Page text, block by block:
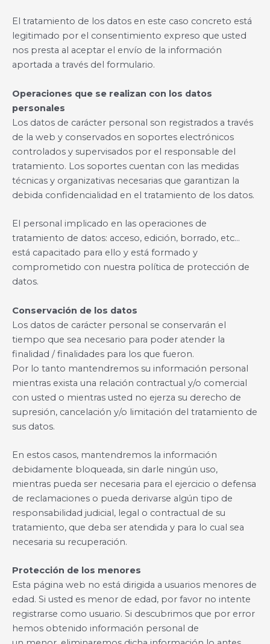
El tratamiento de los datos en este caso concreto está
legitimado por el consentimiento expreso que usted
nos presta al aceptar el envío de la información
aportada a través del formulario.
Operaciones que se realizan con los datos
personales
Los datos de carácter personal son registrados a través
de la web y conservados en soportes electrónicos
controlados y supervisados por el responsable del
tratamiento. Los soportes cuentan con las medidas
técnicas y organizativas necesarias que garantizan la
debida confidencialidad en el tratamiento de los datos.
El personal implicado en las operaciones de
tratamiento de datos: acceso, edición, borrado, etc…
está capacitado para ello y está formado y
comprometido con nuestra política de protección de
datos.
Conservación de los datos
Los datos de carácter personal se conservarán el
tiempo que sea necesario para poder atender la
finalidad / finalidades para los que fueron.
Por lo tanto mantendremos su información personal
mientras exista una relación contractual y/o comercial
con usted o mientras usted no ejerza su derecho de
supresión, cancelación y/o limitación del tratamiento de
sus datos.
En estos casos, mantendremos la información
debidamente bloqueada, sin darle ningún uso,
mientras pueda ser necesaria para el ejercicio o defensa
de reclamaciones o pueda derivarse algún tipo de
responsabilidad judicial, legal o contractual de su
tratamiento, que deba ser atendida y para lo cual sea
necesaria su recuperación.
Protección de los menores
Esta página web no está dirigida a usuarios menores de
edad. Si usted es menor de edad, por favor no intente
registrarse como usuario. Si descubrimos que por error
hemos obtenido información personal de